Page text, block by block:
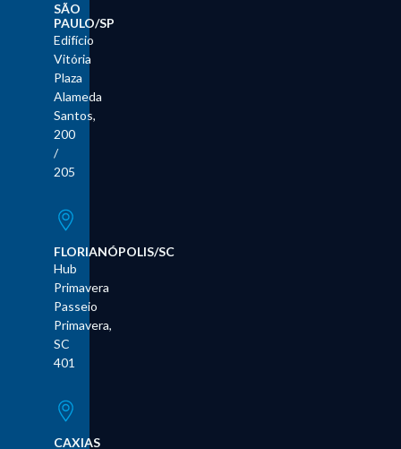
SÃO
PAULO/SP
Edifício
Vitória
Plaza
Alameda
Santos,
200
/
205
FLORIANÓPOLIS/SC
Hub
Primavera
Passeio
Primavera,
SC
401
CAXIAS